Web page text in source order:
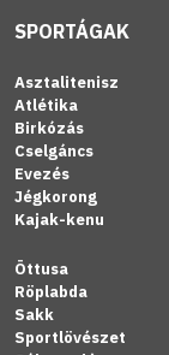
SPORTÁGAK
Asztalitenisz
Atlétika
Birkózás
Cselgáncs
Evezés
Jégkorong
Kajak-kenu
Öttusa
Röplabda
Sakk
Sportlövészet